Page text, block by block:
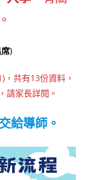
)
，共有13份資料，
請家長詳閱。
給導師。